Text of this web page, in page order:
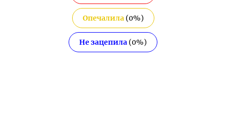
Опечалила(0%)
Не зацепила (0%)